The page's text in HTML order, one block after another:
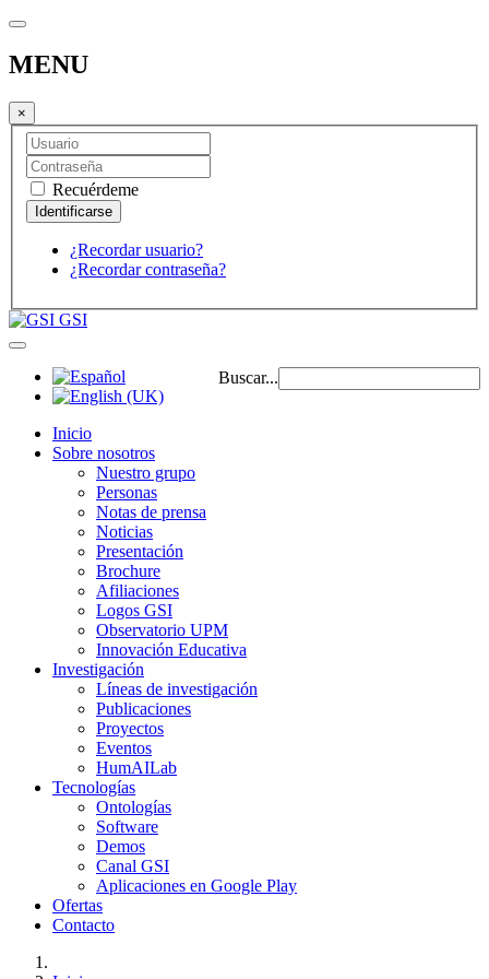
MENU
×
Recuérdeme
¿Recordar usuario?
¿Recordar contraseña?
GSI
Buscar...
Inicio
Sobre nosotros
Nuestro grupo
Personas
Notas de prensa
Noticias
Presentación
Brochure
Afiliaciones
Logos GSI
Observatorio UPM
Innovación Educativa
Investigación
Líneas de investigación
Publicaciones
Proyectos
Eventos
HumAILab
Tecnologías
Ontologías
Software
Demos
Canal GSI
Aplicaciones en Google Play
Ofertas
Contacto